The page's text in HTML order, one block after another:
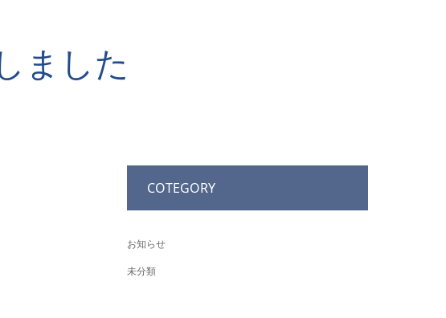
ました
COTEGORY
お知らせ
未分類